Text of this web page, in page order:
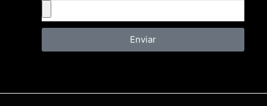
Enviar